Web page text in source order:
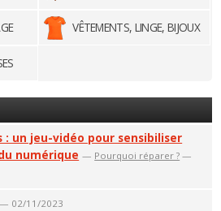
VÊTEMENTS, LINGE, BIJOUX
: un jeu-vidéo pour sensibiliser
numérique — Pourquoi réparer ? —
— 02/11/2023